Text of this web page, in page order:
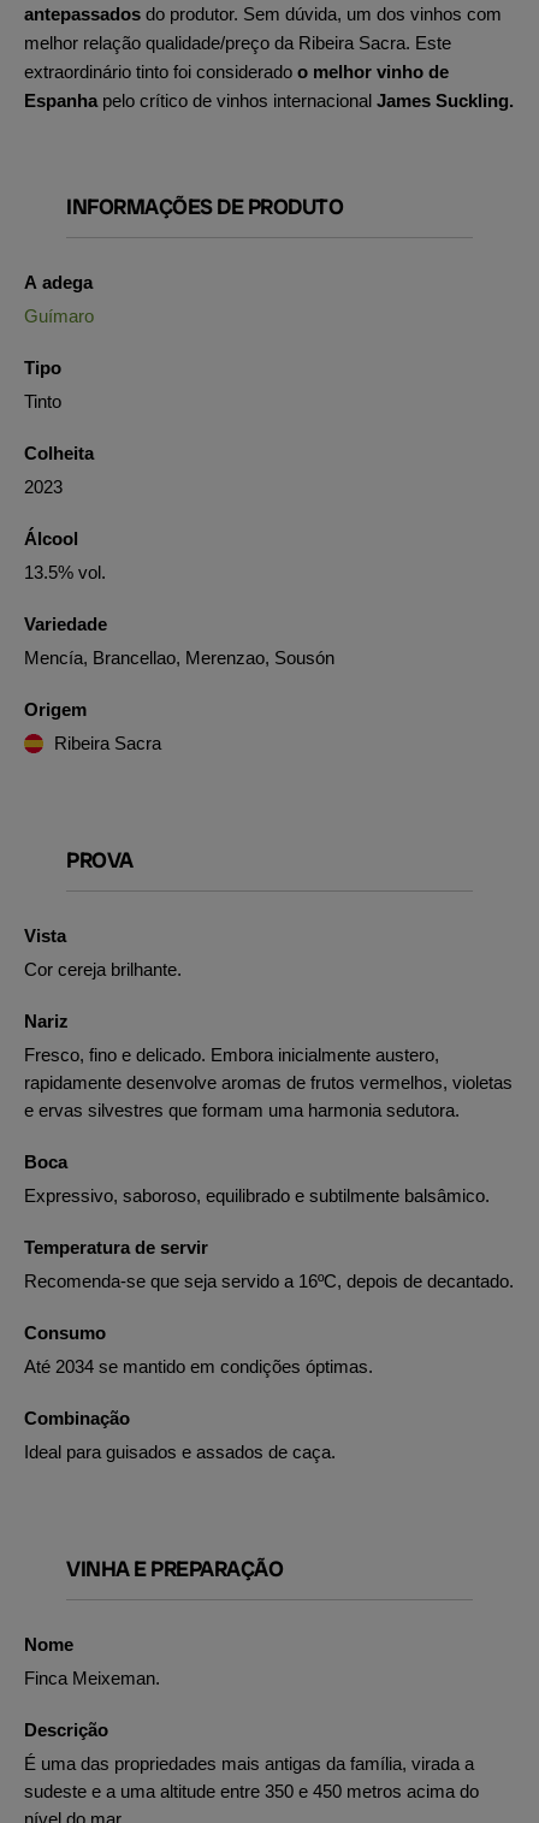
antepassados do produtor. Sem dúvida, um dos vinhos com
melhor relação qualidade/preço da Ribeira Sacra. Este
extraordinário tinto foi considerado o melhor vinho de
Espanha pelo crítico de vinhos internacional James Suckling.
INFORMAÇÕES DE PRODUTO
A adega
Guímaro
Tipo
Tinto
Colheita
2023
Álcool
13.5% vol.
Variedade
Mencía, Brancellao, Merenzao, Sousón
Origem
Ribeira Sacra
PROVA
Vista
Cor cereja brilhante.
Nariz
Fresco, fino e delicado. Embora inicialmente austero,
rapidamente desenvolve aromas de frutos vermelhos, violetas
e ervas silvestres que formam uma harmonia sedutora.
Boca
Expressivo, saboroso, equilibrado e subtilmente balsâmico.
Temperatura de servir
Recomenda-se que seja servido a 16ºC, depois de decantado.
Consumo
Até 2034 se mantido em condições óptimas.
Combinação
Ideal para guisados e assados de caça.
VINHA E PREPARAÇÃO
Nome
Finca Meixeman.
Descrição
É uma das propriedades mais antigas da família, virada a
sudeste e a uma altitude entre 350 e 450 metros acima do
nível do mar.